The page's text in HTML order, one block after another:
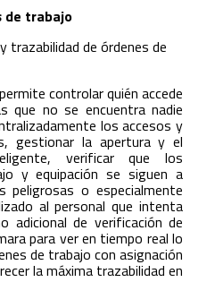
de trabajo
trazabilidad de órdenes de
controlar quién accede
que no se encuentra nadie
los accesos y
gestionar la apertura y el
verificar que los
y equipación se siguen a
peligrosas o especialmente
al personal que intenta
adicional de verificación de
para ver en tiempo real lo
de trabajo con asignación
la máxima trazabilidad en